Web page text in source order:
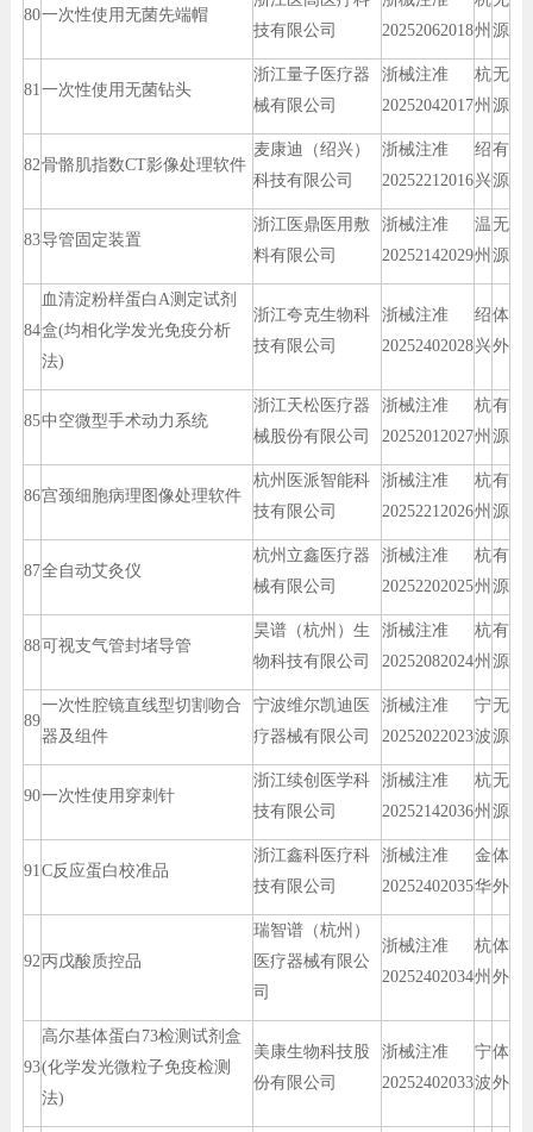
80一次性使用无菌先端帽
技有限公司
20252062018州 源
81一次性使用无菌钻头
浙江量子医疗器
械有限公司
浙械注准
20252042017
杭
州
无
源
82骨骼肌指数CT影像处理软件
麦康迪（绍兴）
科技有限公司
浙械注准
20252212016
绍
兴
有
源
83导管固定装置
浙江医鼎医用敷
料有限公司
浙械注准
20252142029
温
州
无
源
84
血清淀粉样蛋白A测定试剂
盒(均相化学发光免疫分析
法)
浙江夸克生物科
技有限公司
浙械注准
20252402028
绍
兴
体
外
85中空微型手术动力系统
浙江天松医疗器
械股份有限公司
浙械注准
20252012027
杭
州
有
源
86宫颈细胞病理图像处理软件
杭州医派智能科
技有限公司
浙械注准
20252212026
杭
州
有
源
87全自动艾灸仪
杭州立鑫医疗器
械有限公司
浙械注准
20252202025
杭
州
有
源
88可视支气管封堵导管
昊谱（杭州）生
物科技有限公司
浙械注准
20252082024
杭
州
有
源
89
一次性腔镜直线型切割吻合
器及组件
宁波维尔凯迪医
疗器械有限公司
浙械注准
20252022023
宁
波
无
源
90一次性使用穿刺针
浙江续创医学科
技有限公司
浙械注准
20252142036
杭
州
无
源
91C反应蛋白校准品
浙江鑫科医疗科
技有限公司
浙械注准
20252402035
金
华
体
外
92丙戊酸质控品
瑞智谱（杭州）
医疗器械有限公
司
浙械注准
20252402034
杭
州
体
外
93
高尔基体蛋白73检测试剂盒
(化学发光微粒子免疫检测
法)
美康生物科技股
份有限公司
浙械注准
20252402033
宁
波
体
外